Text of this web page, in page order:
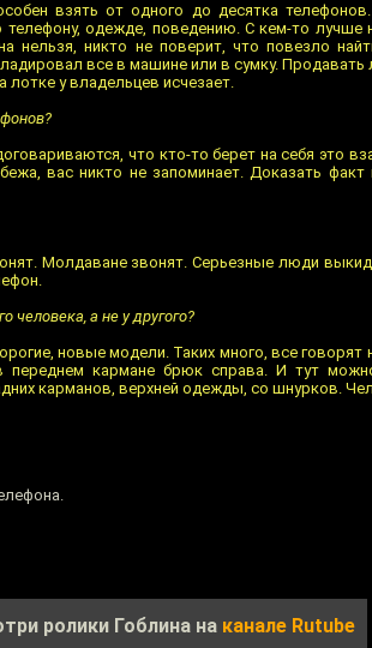
взять от одного до десятка
телефону, одежде, поведению. С кем-то лучше
нельзя, никто не поверит, что повезло
все в машине или в сумку.
лотке у владельцев исчезает.
что кто-то берет на себя это
вас никто не запоминает. Доказать факт
Молдаване звонят. Серьезные люди
человека, а не у другого?
новые модели. Таких много, все говорят
переднем кармане брюк справа. И тут
карманов, верхней одежды, со шнурков.
ролики Гоблина на канале Rutube